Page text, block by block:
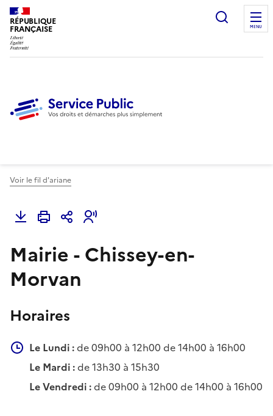
RÉPUBLIQUE
FRANÇAISE
Ouvrir
MENU
Voir le fil d'ariane
Mairie - Chissey-en-
Morvan
Horaires
Le Lundi :de 09h00 à 12h00 de 14h00 à 16h00
Le Mardi :de 13h30 à 15h30
Le Vendredi :de 09h00 à 12h00 de 14h00 à 16h00